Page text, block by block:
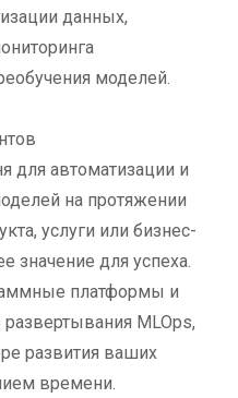
данных,
моделей.
для автоматизации и
на протяжении
услуги или бизнес-
значение для успеха.
платформы и
MLOps,
развития ваших
времени.